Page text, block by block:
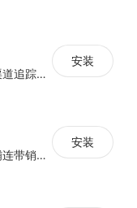
自定义代码嵌入管理，支持多渠道追踪与营销活动配置
安装
创建商品组合捆绑包，提升店铺连带销售率
安装